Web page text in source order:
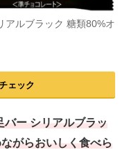
アルブラック 糖類80%オ
ェック
バー シリアルブラッ
がらおいしく食べら